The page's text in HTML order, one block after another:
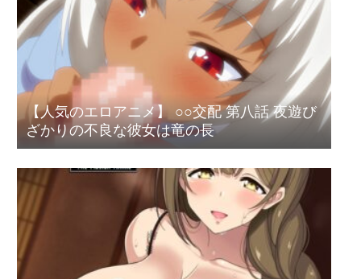
【人気のエロアニメ】 ○○交配 第八話 夜遊び
ざかりの不良な彼女は竜の長